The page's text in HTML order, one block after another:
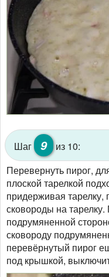
Шаг 9
из 10:
Перевернуть пирог,
плоской тарелкой
придерживая тарелку,
сковороды на тарелку.
подрумяненной
сковороду
перевёрнутый пирог
под крышкой,